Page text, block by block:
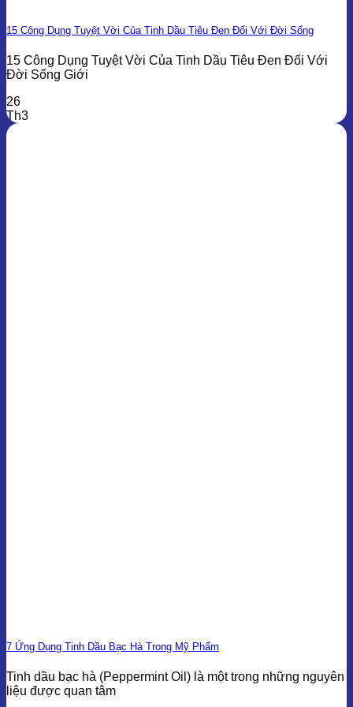
15 Công Dụng Tuyệt Vời Của Tinh Dầu Tiêu Đen Đối Với Đời Sống
15 Công Dụng Tuyệt Vời Của Tinh Dầu Tiêu Đen Đối Với
Đời Sống Giới
26
Th3
7 Ứng Dụng Tinh Dầu Bạc Hà Trong Mỹ Phẩm
Tinh dầu bạc hà (Peppermint Oil) là một trong những nguyên
liệu được quan tâm